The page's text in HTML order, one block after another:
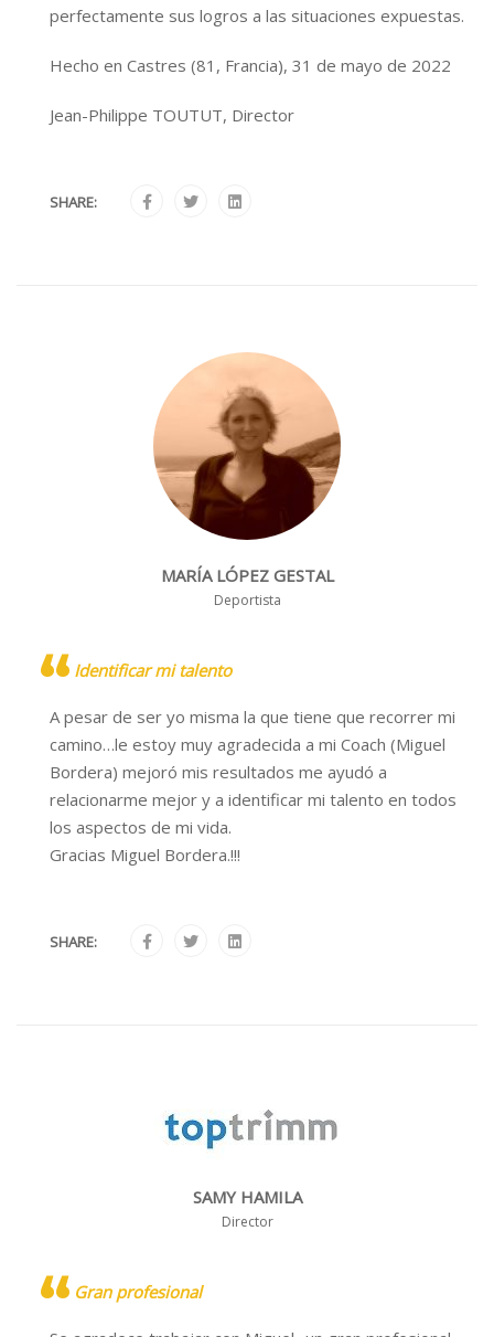
perfectamente sus logros a las situaciones expuestas.
Hecho en Castres (81, Francia), 31 de mayo de 2022
Jean-Philippe TOUTUT, Director
SHARE:
MARÍA LÓPEZ GESTAL
Deportista
Identificar mi talento
A pesar de ser yo misma la que tiene que recorrer mi
camino…le estoy muy agradecida a mi Coach (Miguel
Bordera) mejoró mis resultados me ayudó a
relacionarme mejor y a identificar mi talento en todos
los aspectos de mi vida.
Gracias Miguel Bordera.!!!
SHARE:
SAMY HAMILA
Director
Gran profesional